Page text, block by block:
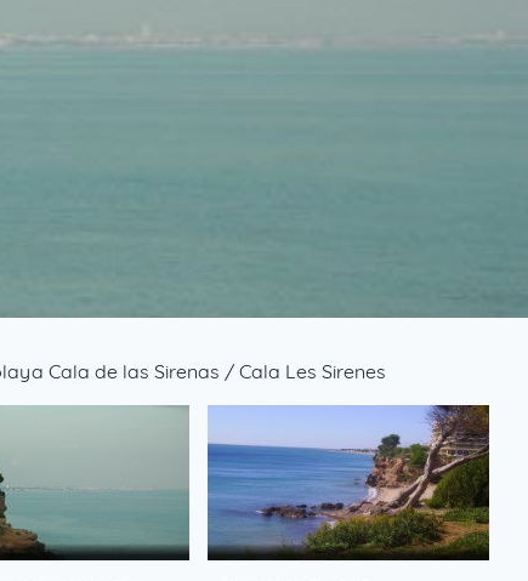
Cala de las Sirenas / Cala Les Sirenes